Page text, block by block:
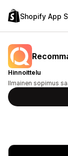
Shopify App
Hinnoittelu
Ilmainen sopimus